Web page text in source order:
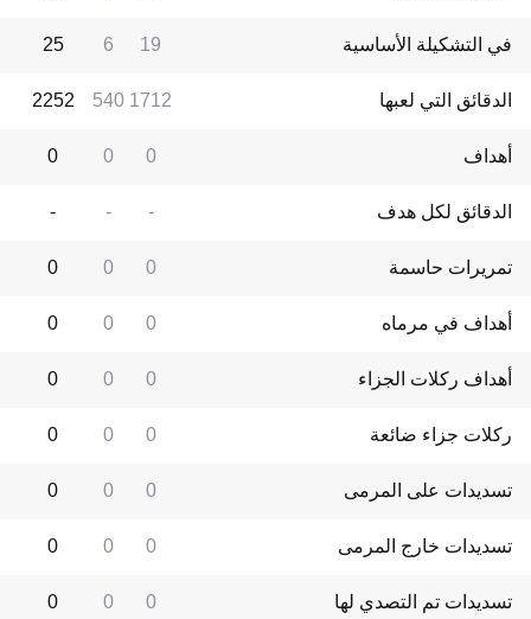
في التشكيلة الأساسية 19
6
25
الدقائق التي لعبها 1712
540
2252
أهداف 0
0
0
الدقائق لكل هدف -
-
-
تمريرات حاسمة 0
0
0
أهداف في مرماه 0
0
0
أهداف ركلات الجزاء 0
0
0
ركلات جزاء ضائعة 0
0
0
تسديدات على المرمى 0
0
0
تسديدات خارج المرمى 0
0
0
تسديدات تم التصدي لها 0
0
0